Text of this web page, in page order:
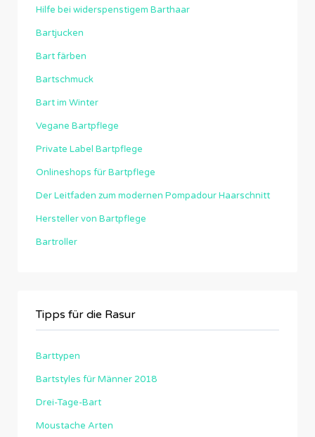
Hilfe bei widerspenstigem Barthaar
Bartjucken
Bart färben
Bartschmuck
Bart im Winter
Vegane Bartpflege
Private Label Bartpflege
Onlineshops für Bartpflege
Der Leitfaden zum modernen Pompadour Haarschnitt
Hersteller von Bartpflege
Bartroller
Tipps für die Rasur
Barttypen
Bartstyles für Männer 2018
Drei-Tage-Bart
Moustache Arten